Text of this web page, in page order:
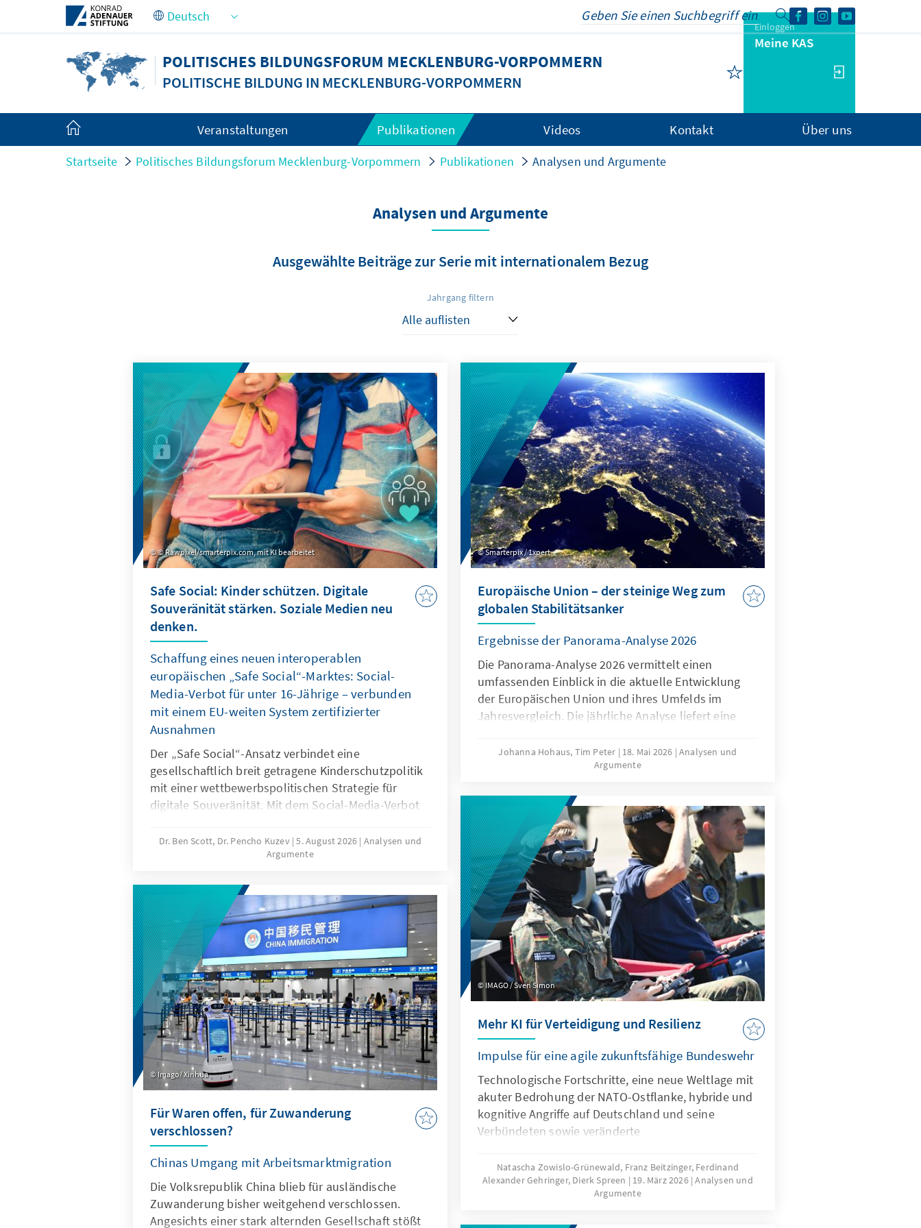
Zum Hauptinhalt springen
POLITISCHES BILDUNGSFORUM MECKLENBURG-VORPOMMERN
POLITISCHE BILDUNG IN MECKLENBURG-VORPOMMERN
Einloggen
Meine KAS
Veranstaltungen Publikationen Videos Kontakt Über uns
Startseite Politisches Bildungsforum Mecklenburg-Vorpommern Publikationen Analysen und Argumente
Analysen und Argumente
Ausgewählte Beiträge zur Serie mit internationalem Bezug
Jahrgang filtern
© Rawpixel/smarterpix.com, mit KI bearbeitet
Safe Social: Kinder schützen. Digitale
Souveränität stärken. Soziale Medien neu
denken.
Schaffung eines neuen interoperablen
europäischen „Safe Social“-Marktes: Social-
Media-Verbot für unter 16-Jährige – verbunden
mit einem EU-weiten System zertifizierter
Ausnahmen
Der „Safe Social“-Ansatz verbindet eine
gesellschaftlich breit getragene Kinderschutzpolitik
mit einer wettbewerbspolitischen Strategie für
digitale Souveränität. Mit dem Social-Media-Verbot
gefährliche digitale Produkte und die jahrelange
Untätigkeit marktbeherrschender Plattformen. Es
Ausnahmen verbunden werden, um die Regeln für
digitale Dienste neu auszurichten: Kinder müssen
wirksam geschützt werden, zugleich muss der Markt
für europäische Alternativen zum heutigen Oligopol
geöffnet werden.
Dr. Ben Scott, Dr. Pencho Kuzev 5. August 2026 Analysen und
Argumente
Smarterpix / 1xpert
Europäische Union – der steinige Weg zum
globalen Stabilitätsanker
Ergebnisse der Panorama-Analyse 2026
Die Panorama-Analyse 2026 vermittelt einen
umfassenden Einblick in die aktuelle Entwicklung
der Europäischen Union und ihres Umfelds im
Jahresvergleich. Die jährliche Analyse liefert eine
Bereichen Innovation und Wettbewerbsfähigkeit,
Europapolitische Ausrichtung der Mitgliedstaaten
qualitativer und quantitativer Indikatoren gibt sie
fundierte Einblicke in aktuelle Trends und
Entwicklungen.
Johanna Hohaus, Tim Peter 18. Mai 2026 Analysen und
Argumente
IMAGO / Sven Simon
Mehr KI für Verteidigung und Resilienz
Impulse für eine agile zukunftsfähige Bundeswehr
Technologische Fortschritte, eine neue Weltlage mit
akuter Bedrohung der NATO-Ostflanke, hybride und
kognitive Angriffe auf Deutschland und seine
Verbündeten sowie veränderte
Bundeswehr vor neue Herausforderungen.
Künstliche Intelligenz ist aber nicht nur Treiber bei
diesen Entwicklungen, sondern zugleich eine
Natascha Zowislo-Grünewald, Franz Beitzinger, Ferdinand
Alexander Gehringer, Dierk Spreen
19. März 2026 Analysen und
Argumente
Imago/ Xinhua
Für Waren offen, für Zuwanderung
verschlossen?
Chinas Umgang mit Arbeitsmarktmigration
Die Volksrepublik China blieb für ausländische
Zuwanderung bisher weitgehend verschlossen.
Angesichts einer stark alternden Gesellschaft stößt